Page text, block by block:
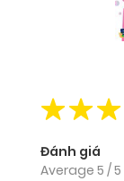
Đánh giá
Average 5 /5